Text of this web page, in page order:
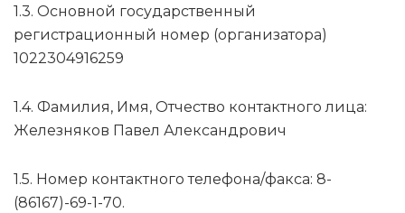
1.3. Основной государственный
регистрационный номер (организатора)
1022304916259
1.4. Фамилия, Имя, Отчество контактного лица:
Железняков Павел Александрович
1.5. Номер контактного телефона/факса: 8-
(86167)-69-1-70.